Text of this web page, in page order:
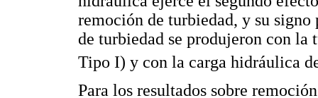
remoción de turbiedad, y su
de turbiedad se produjeron con la
Tipo I) y con la carga hidráulica
Para los resultados sobre